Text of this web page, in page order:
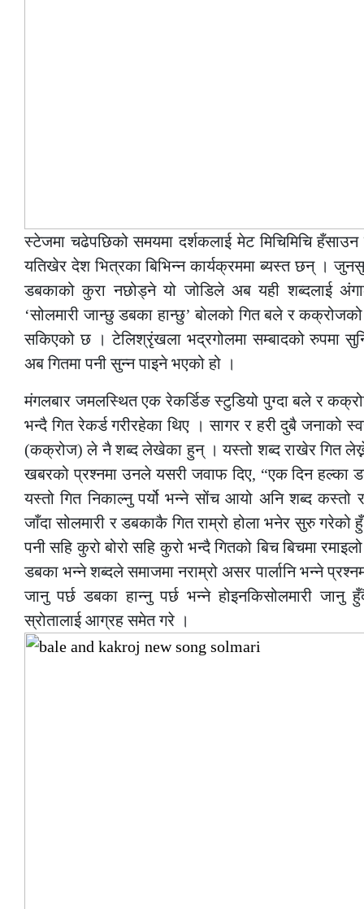
स्टेजमा चढेपछिको समयमा दर्शकलाई मेट मिचिमिचि
यतिखेर देश भित्रका बिभिन्न कार्यक्रममा ब्यस्त छन् ।
डबकाको कुरा नछोड्ने यो जोडिले अब यही शब्दलाई
‘सोलमारी जान्छु डबका हान्छु’ बोलको गित बले र
सकिएको छ । टेलिश्रृंखला भद्रगोलमा सम्बादको रुपमा
अब गितमा पनी सुन्न पाइने भएको हो ।
मंगलबार जमलस्थित एक रेकर्डिङ स्टुडियो पुग्दा बले र
भन्दै गित रेकर्ड गरीरहेका थिए । सागर र हरी दुबै जनाको
(कक्रोज) ले नै शब्द लेखेका हुन् । यस्तो शब्द राखेर गित
खबरको प्रश्नमा उनले यसरी जवाफ दिए, “एक दिन हल्का
यस्तो गित निकाल्नु पर्यो भन्ने सोंच आयो अनि शब्द कस्तो
जाँदा सोलमारी र डबकाकै गित राम्रो होला भनेर सुरु
पनी सहि कुरो बोरो सहि कुरो भन्दै गितको बिच बिचमा
डबका भन्ने शब्दले समाजमा नराम्रो असर पार्लानि भन्ने
जानु पर्छ डबका हान्नु पर्छ भन्ने होइनकिसोलमारी
स्रोतालाई आग्रह समेत गरे ।